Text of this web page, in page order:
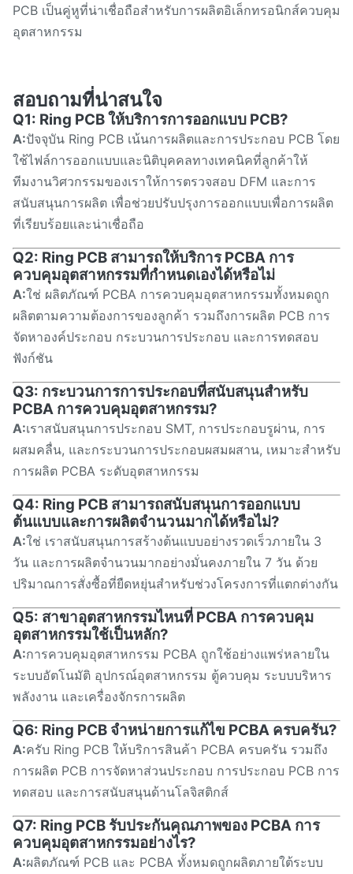
PCB เป็นคู่หูที่น่าเชื่อถือสําหรับการผลิตอิเล็กทรอนิกส์ควบคุม
อุตสาหกรรม
สอบถามที่น่าสนใจ
Q1: Ring PCB ให้บริการการออกแบบ PCB?
A:ปัจจุบัน Ring PCB เน้นการผลิตและการประกอบ PCB โดย
ใช้ไฟล์การออกแบบและนิติบุคคลทางเทคนิคที่ลูกค้าให้
ทีมงานวิศวกรรมของเราให้การตรวจสอบ DFM และการ
สนับสนุนการผลิต เพื่อช่วยปรับปรุงการออกแบบเพื่อการผลิต
ที่เรียบร้อยและน่าเชื่อถือ
Q2: Ring PCB สามารถให้บริการ PCBA การ
ควบคุมอุตสาหกรรมที่กําหนดเองได้หรือไม่
A:ใช่ ผลิตภัณฑ์ PCBA การควบคุมอุตสาหกรรมทั้งหมดถูก
ผลิตตามความต้องการของลูกค้า รวมถึงการผลิต PCB การ
จัดหาองค์ประกอบ กระบวนการประกอบ และการทดสอบ
ฟังก์ชัน
Q3: กระบวนการการประกอบที่สนับสนุนสําหรับ
PCBA การควบคุมอุตสาหกรรม?
A:เราสนับสนุนการประกอบ SMT, การประกอบรูผ่าน, การ
ผสมคลื่น, และกระบวนการประกอบผสมผสาน, เหมาะสําหรับ
การผลิต PCBA ระดับอุตสาหกรรม
Q4: Ring PCB สามารถสนับสนุนการออกแบบ
ต้นแบบและการผลิตจํานวนมากได้หรือไม่?
A:ใช่ เราสนับสนุนการสร้างต้นแบบอย่างรวดเร็วภายใน 3
วัน และการผลิตจํานวนมากอย่างมั่นคงภายใน 7 วัน ด้วย
ปริมาณการสั่งซื้อที่ยืดหยุ่นสําหรับช่วงโครงการที่แตกต่างกัน
Q5: สาขาอุตสาหกรรมไหนที่ PCBA การควบคุม
อุตสาหกรรมใช้เป็นหลัก?
A:การควบคุมอุตสาหกรรม PCBA ถูกใช้อย่างแพร่หลายใน
ระบบอัตโนมัติ อุปกรณ์อุตสาหกรรม ตู้ควบคุม ระบบบริหาร
พลังงาน และเครื่องจักรการผลิต
Q6: Ring PCB จําหน่ายการแก้ไข PCBA ครบครัน?
A:ครับ Ring PCB ให้บริการสินค้า PCBA ครบครัน รวมถึง
การผลิต PCB การจัดหาส่วนประกอบ การประกอบ PCB การ
ทดสอบ และการสนับสนุนด้านโลจิสติกส์
Q7: Ring PCB รับประกันคุณภาพของ PCBA การ
ควบคุมอุตสาหกรรมอย่างไร?
A:ผลิตภัณฑ์ PCB และ PCBA ทั้งหมดถูกผลิตภายใต้ระบบ